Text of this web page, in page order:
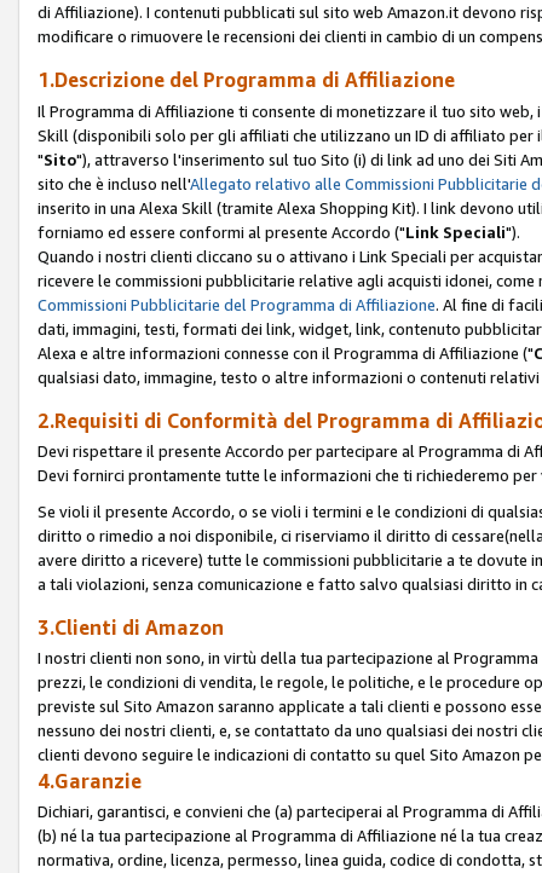
di Affiliazione). I contenuti pubblicati sul sito web Amazon.it devono
modificare o rimuovere le recensioni dei clienti in cambio di un
1.Descrizione del Programma di Affiliazione
Il Programma di Affiliazione ti consente di monetizzare il tuo sito
Skill (disponibili solo per gli affiliati che utilizzano un ID di affiliato per
"Sito"), attraverso l'inserimento sul tuo Sito (i) di link ad uno dei Siti
sito che è incluso nell'Allegato relativo alle Commissioni Pubblicitarie
inserito in una Alexa Skill (tramite Alexa Shopping Kit). I link devono
forniamo ed essere conformi al presente Accordo ("Link Speciali").
Quando i nostri clienti cliccano su o attivano i Link Speciali per
ricevere le commissioni pubblicitarie relative agli acquisti idonei,
Commissioni Pubblicitarie del Programma di Affiliazione. Al fine di
dati, immagini, testi, formati dei link, widget, link, contenuto
Alexa e altre informazioni connesse con il Programma di Affiliazione ("
qualsiasi dato, immagine, testo o altre informazioni o contenuti
2.Requisiti di Conformità del Programma di
Devi rispettare il presente Accordo per partecipare al Programma di
Devi fornirci prontamente tutte le informazioni che ti richiederemo
Se violi il presente Accordo, o se violi i termini e le condizioni di
diritto o rimedio a noi disponibile, ci riserviamo il diritto di
avere diritto a ricevere) tutte le commissioni pubblicitarie a te dovute
a tali violazioni, senza comunicazione e fatto salvo qualsiasi diritto in
3.Clienti di Amazon
I nostri clienti non sono, in virtù della tua partecipazione al
prezzi, le condizioni di vendita, le regole, le politiche, e le procedure
previste sul Sito Amazon saranno applicate a tali clienti e possono
nessuno dei nostri clienti, e, se contattato da uno qualsiasi dei nostri
clienti devono seguire le indicazioni di contatto su quel Sito Amazon
4.Garanzie
Dichiari, garantisci, e convieni che (a) parteciperai al Programma di
(b) né la tua partecipazione al Programma di Affiliazione né la tua
normativa, ordine, licenza, permesso, linea guida, codice di